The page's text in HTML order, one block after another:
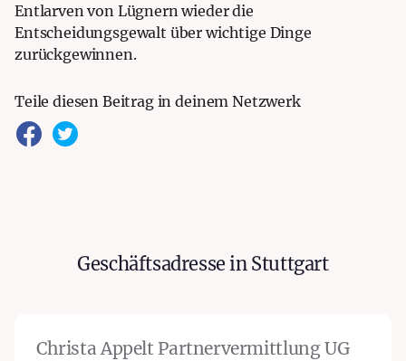
Entlarven von Lügnern wieder die
Entscheidungsgewalt über wichtige Dinge
zurückgewinnen.
Teile diesen Beitrag in deinem Netzwerk
Geschäftsadresse in Stuttgart
Kronprinzenpalais
Christa Appelt Partnervermittlung UG